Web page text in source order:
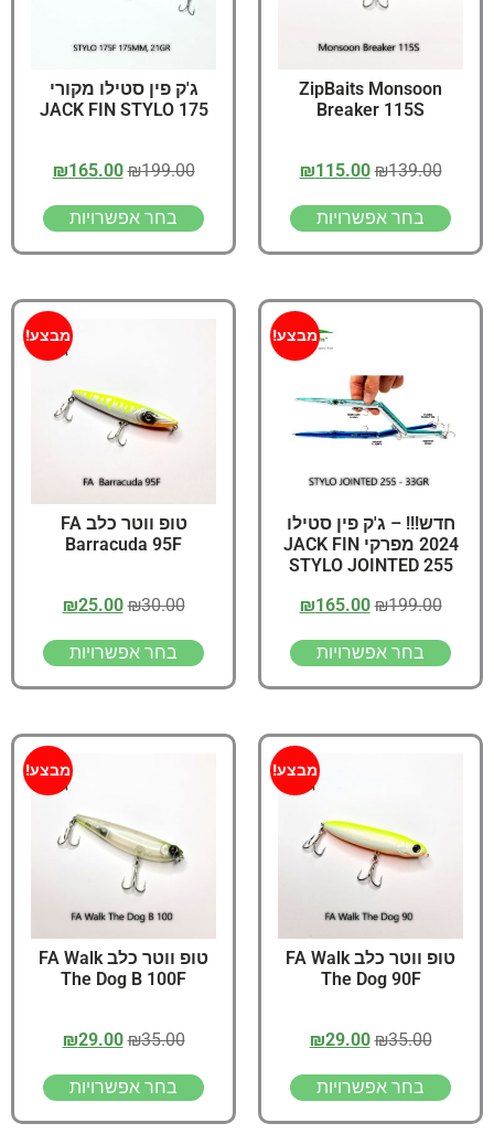
ZipBaits Monsoon
Breaker 115S
₪139.00
₪115.00
בחר אפשרויות
ג'ק פין סטילו מקורי
JACK FIN STYLO 175
₪199.00
₪165.00
בחר אפשרויות
מבצע!
חדש!!! – ג'ק פין סטילו
2024 מפרקי JACK FIN
STYLO JOINTED 255
₪199.00
₪165.00
בחר אפשרויות
מבצע!
טופ ווטר כלב FA
Barracuda 95F
₪30.00
₪25.00
בחר אפשרויות
מבצע!
טופ ווטר כלב FA Walk
The Dog 90F
₪35.00
₪29.00
בחר אפשרויות
מבצע!
טופ ווטר כלב FA Walk
The Dog B 100F
₪35.00
₪29.00
בחר אפשרויות